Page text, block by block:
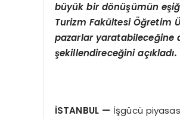
büyük bir dönüşümün
Turizm Fakültesi Öğretim
pazarlar yaratabileceğine
şekillendireceğini açıkladı.
İSTANBUL — İşgücü